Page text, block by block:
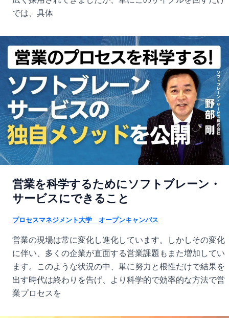
では、具体
営業を科学するためにソフトブレーン・
サービスにできること
プロセスマネジメント大学 オープンキャンパス
営業の現場は常に変化し進化しています。しかしその変化
に伴い、多くの企業が直面する営業課題もまた増加してい
ます。このような状況の中、単に努力と根性だけで結果を
出す時代は終わりを告げ、より科学的で効率的な方法で営
業プロセスを